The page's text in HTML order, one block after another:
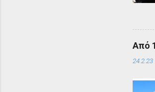
Από
24.2.23